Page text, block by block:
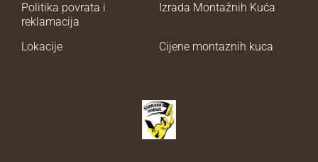
Politika povrata i
reklamacija
Izrada Montažnih Kuća
Lokacije Cijene montaznih kuca